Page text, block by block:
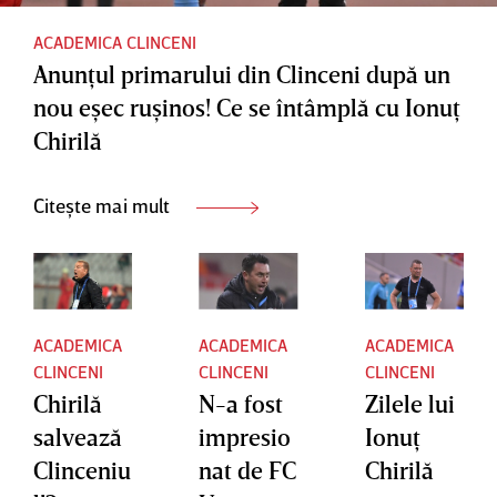
loc de
play-off
la finalul
turului
ACADEMICA CLINCENI
Anunţul primarului din Clinceni după un
nou eşec ruşinos! Ce se întâmplă cu Ionuţ
Chirilă
Citește mai mult
ACADEMICA
CLINCENI
Chirilă
salvează
Clinceniu
ACADEMICA
CLINCENI
N-a fost
impresio
nat de FC
ACADEMICA
CLINCENI
Zilele lui
Ionuţ
Chirilă